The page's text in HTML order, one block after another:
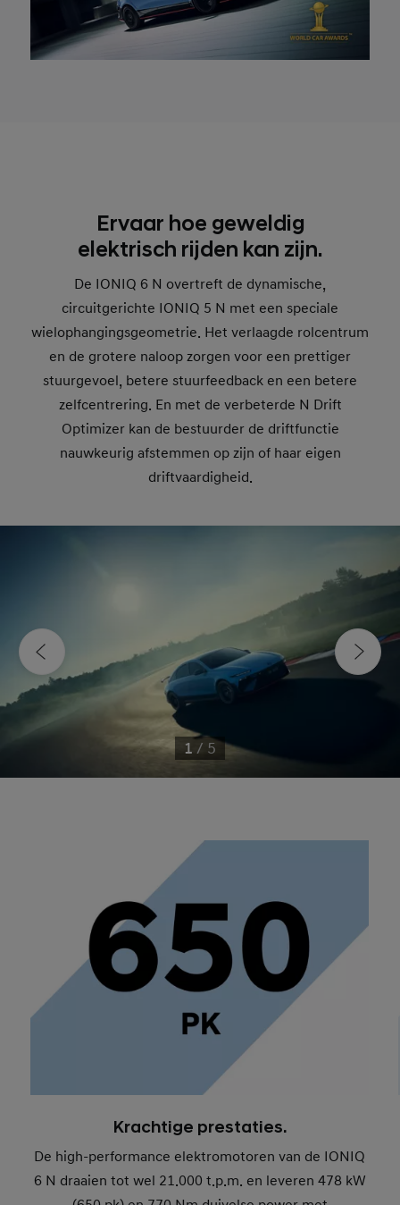
Ervaar hoe geweldig
elektrisch rijden kan zijn.
De IONIQ 6 N overtreft de dynamische,
circuitgerichte IONIQ 5 N met een speciale
wielophangingsgeometrie. Het verlaagde rolcentrum
en de grotere naloop zorgen voor een prettiger
stuurgevoel, betere stuurfeedback en een betere
zelfcentrering. En met de verbeterde N Drift
Optimizer kan de bestuurder de driftfunctie
nauwkeurig afstemmen op zijn of haar eigen
driftvaardigheid.
1 / 5
Krachtige prestaties.
De high-performance elektromotoren van de IONIQ
6 N draaien tot wel 21.000 t.p.m. en leveren 478 kW